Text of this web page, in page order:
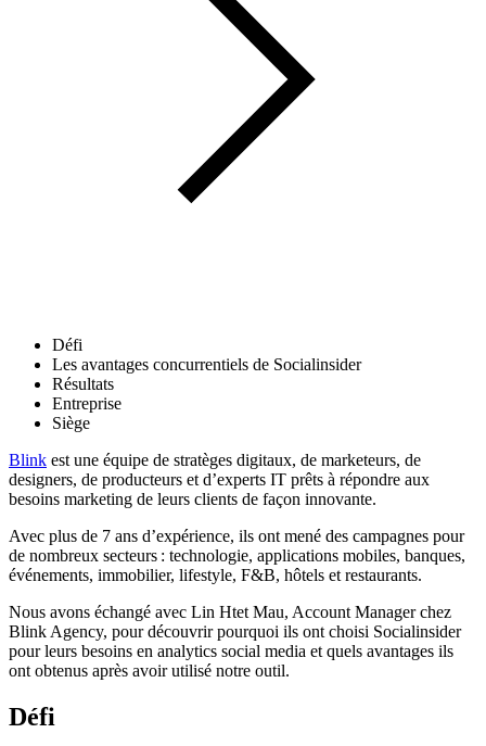
Défi
Les avantages concurrentiels de Socialinsider
Résultats
Entreprise
Siège
Blink est une équipe de stratèges digitaux, de marketeurs, de
designers, de producteurs et d’experts IT prêts à répondre aux
besoins marketing de leurs clients de façon innovante.
Avec plus de 7 ans d’expérience, ils ont mené des campagnes pour
de nombreux secteurs : technologie, applications mobiles, banques,
événements, immobilier, lifestyle, F&B, hôtels et restaurants.
Nous avons échangé avec Lin Htet Mau, Account Manager chez
Blink Agency, pour découvrir pourquoi ils ont choisi Socialinsider
pour leurs besoins en analytics social media et quels avantages ils
ont obtenus après avoir utilisé notre outil.
Défi